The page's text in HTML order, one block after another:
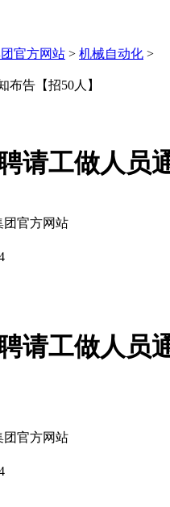
官方网站 > 机械自动化 >
布告【招50人】
请工做人员
团官方网站
请工做人员
团官方网站